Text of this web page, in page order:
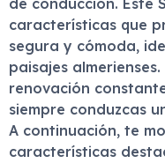
de conducción. Este
características que
segura y cómoda,
paisajes
renovación
siempre conduzcas
A continuación, te
características